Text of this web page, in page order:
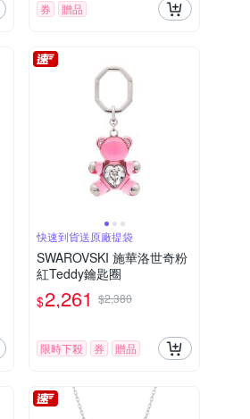
券 贈品
快速到貨送原廠提袋
SWAROVSKI 施華洛世奇粉
紅Teddy鑰匙圈
$2,261 $2,380
限時下殺 券 贈品